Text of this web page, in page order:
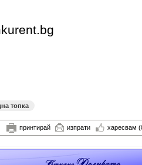
топка
принтирай изпрати харесвам